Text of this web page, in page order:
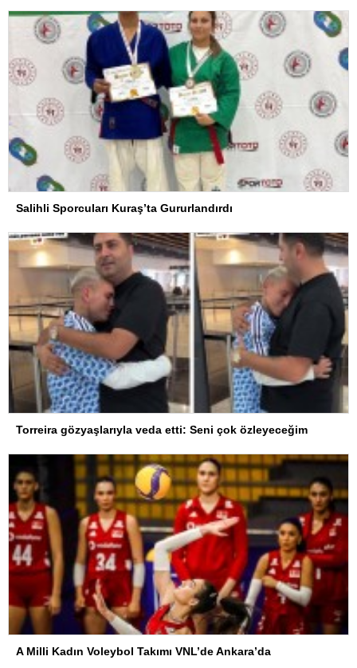
Salihli Sporcuları Kuraş’ta Gururlandırdı
Torreira gözyaşlarıyla veda etti: Seni çok özleyeceğim
A Milli Kadın Voleybol Takımı VNL’de Ankara’da